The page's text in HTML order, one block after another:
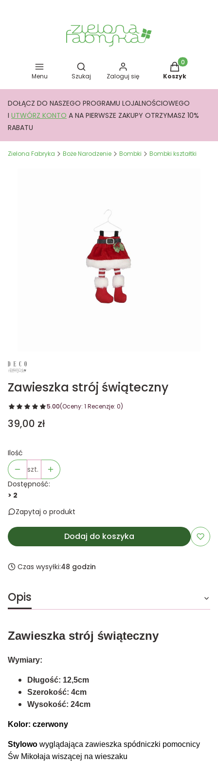
Menu
Otwórz wyszukiwarkę
Szukaj Zaloguj się
Produkty w
Koszyk
DOŁĄCZ DO NASZEGO PROGRAMU LOJALNOŚCIOWEGO
I UTWÓRZ KONTO A NA PIERWSZE ZAKUPY OTRZYMASZ 10%
RABATU
Zielona Fabryka Boże Narodzenie Bombki Bombki kształtki
Zawieszka strój świąteczny
5.00(Oceny: 1 Recenzje: 0)
Cena
39,00 zł
Ilość
szt.
Dostępność:
> 2
Zapytaj o produkt
Dodaj do koszyka
Czas wysyłki:48 godzin
Opis
Zawieszka strój świąteczny
Wymiary:
Długość: 12,5cm
Szerokość: 4cm
Wysokość: 24cm
Kolor: czerwony
Stylowo wyglądająca zawieszka spódniczki pomocnicy
Św Mikołaja wiszącej na wieszaku